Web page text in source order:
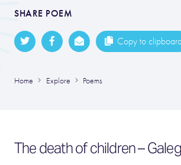
SHARE POEM
Copy to clipboard
Home Explore Poems
The death of children –